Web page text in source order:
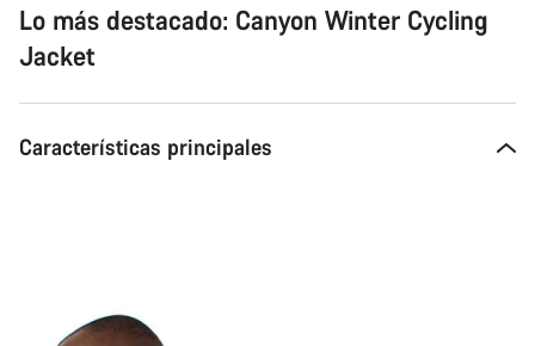
Lo más destacado: Canyon Winter Cycling
Jacket
Características principales